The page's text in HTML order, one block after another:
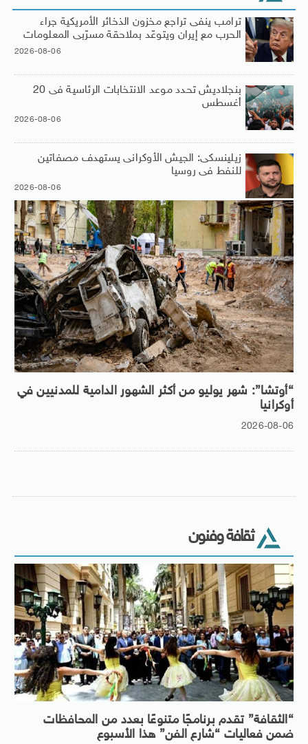
ترامب ينفى تراجع مخزون الذخائر الأمريكية جراء
الحرب مع إيران ويتوعّد بملاحقة مسرّبى المعلومات
2026-08-06
بنجلاديش تحدد موعد الانتخابات الرئاسية فى 20
أغسطس
2026-08-06
زيلينسكى: الجيش الأوكرانى يستهدف مصفاتين
للنفط فى روسيا
2026-08-06
“أوتشا”: شهر يوليو من أكثر الشهور الدامية للمدنيين في
أوكرانيا
2026-08-06
ثقافة وفنون
“الثقافة” تقدم برنامجًا متنوعًا بعدد من المحافظات
ضمن فعاليات “شارع الفن” هذا الأسبوع